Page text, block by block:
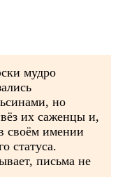
мудро
но
их саженцы и,
своём имении
статуса.
письма не